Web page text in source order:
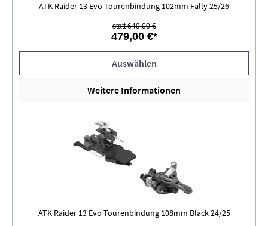
ATK Raider 13 Evo Tourenbindung 102mm Fally 25/26
statt 649,00 €
479,00 €*
Auswählen
Weitere Informationen
ATK Raider 13 Evo Tourenbindung 108mm Black 24/25